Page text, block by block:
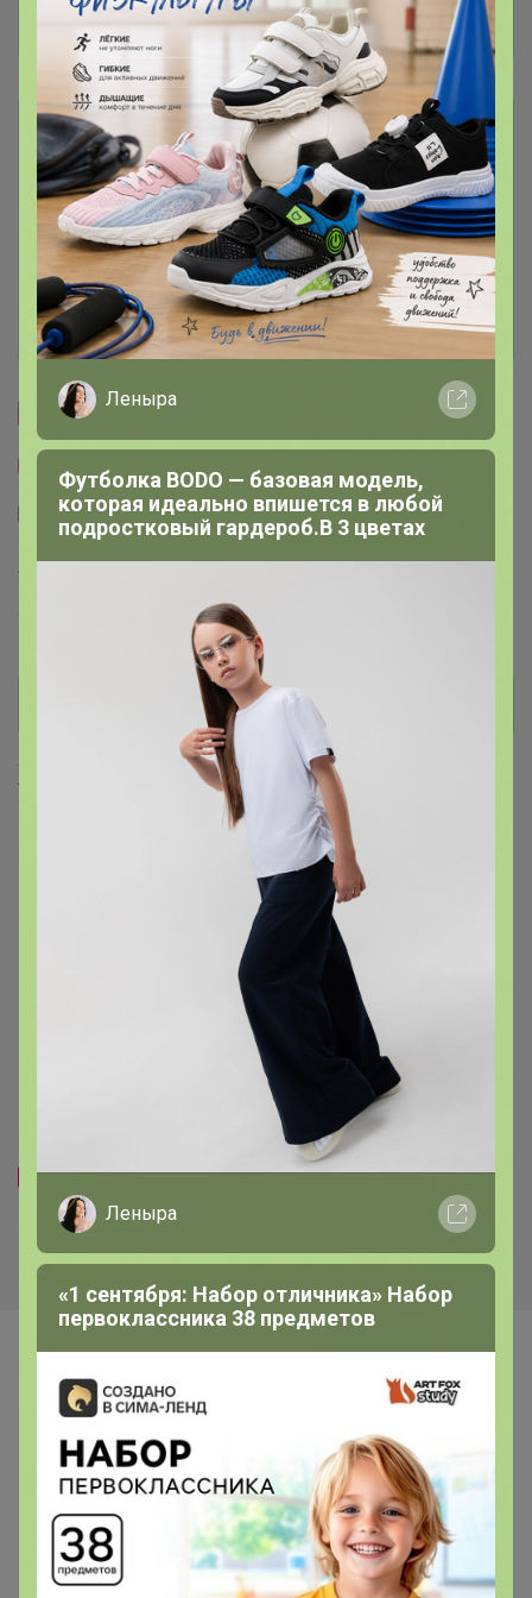
Отзывы участников 5.5K
Описание
Условия участия
Ключевые даты
История проведённых выкупов
Cтраничка организатора
Другие СП организатора Эмилия!
Тема отзывов
Торговые марки
Тандем™
Хиты продаж
-29%
92,4р
72р
-29%
100,8р
" Тряпочка - скрабер" 50
Леныра
Футболка BODO — базовая модель,
которая идеально впишется в любой
подростковый гардероб.В 3 цветах
Леныра
«1 сентября: Набор отличника» Набор
первоклассника 38 предметов